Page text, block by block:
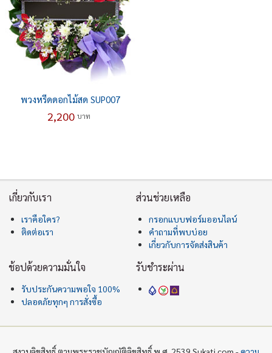
พวงหรีดดอกไม้สด SUP007
2,200 บาท
เกี่ยวกับเรา
เราคือใคร?
ติดต่อเรา
ส่วนช่วยเหลือ
กรอกแบบฟอร์มออนไลน์
คำถามที่พบบ่อย
เกี่ยวกับการจัดส่งสินค้า
ช้อปด้วยความมั่นใจ
รับประกันความพอใจ 100%
ปลอดภัยทุกๆ การสั่งซื้อ
รับชำระผ่าน